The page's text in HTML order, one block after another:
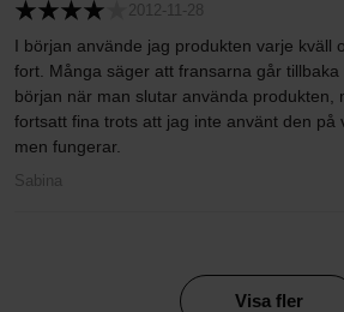
2012-11-28
I början använde jag produkten varje kväll
fort. Många säger att fransarna går
början när man slutar använda produkten,
fortsatt fina trots att jag inte använt den på
men fungerar.
Sabina
Visa fler